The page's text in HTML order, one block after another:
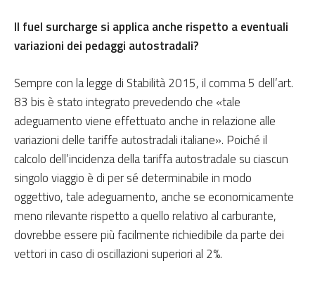
Il fuel surcharge si applica anche rispetto a eventuali
variazioni dei pedaggi autostradali?
Sempre con la legge di Stabilità 2015, il comma 5 dell’art.
83 bis è stato integrato prevedendo che «tale
adeguamento viene effettuato anche in relazione alle
variazioni delle tariffe autostradali italiane». Poiché il
calcolo dell’incidenza della tariffa autostradale su ciascun
singolo viaggio è di per sé determinabile in modo
oggettivo, tale adeguamento, anche se economicamente
meno rilevante rispetto a quello relativo al carburante,
dovrebbe essere più facilmente richiedibile da parte dei
vettori in caso di oscillazioni superiori al 2%.